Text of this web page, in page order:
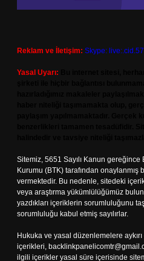
Reklam ve İletişim: Skype:
Yasal Uyarı:
Sitemiz, 5651 Sayılı Kanun
Kurumu (BTK) tarafından onaylanmış
vermektedir. Bu nedenle, sitedeki
veya araştırma yükümlülüğümüz
yazdıkları içeriklerin sorumluluğunu
sorumluluğu kabul etmiş sayılırlar.
Hukuka ve yasal düzenlemelere
içerikleri,
ilgili içerikler yasal süre içerisinde